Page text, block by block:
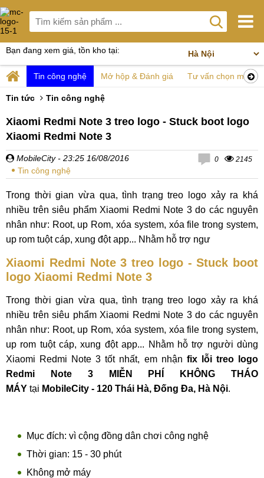
Bạn đang xem giá, tồn kho tại:
Tin công nghệ Mở hộp & Đánh giá Tư vấn chọn mua
Tin tức Tin công nghệ
Xiaomi Redmi Note 3 treo logo - Stuck boot logo
Xiaomi Redmi Note 3
MobileCity - 23:25 16/08/2016
Tin công nghệ
0 2145
Trong thời gian vừa qua, tình trạng treo logo xảy ra khá
nhiều trên siêu phẩm Xiaomi Redmi Note 3 do các nguyên
nhân như: Root, up Rom, xóa system, xóa file trong system,
up rom tuột cáp, xung đột app... Nhằm hỗ trợ ngư
Xiaomi Redmi Note 3 treo logo - Stuck boot
logo Xiaomi Redmi Note 3
Trong thời gian vừa qua, tình trạng treo logo xảy ra khá
nhiều trên siêu phẩm Xiaomi Redmi Note 3 do các nguyên
nhân như: Root, up Rom, xóa system, xóa file trong system,
up rom tuột cáp, xung đột app... Nhằm hỗ trợ người dùng
Xiaomi Redmi Note 3 tốt nhất, em nhận fix lỗi treo logo
Redmi Note 3 MIỄN PHÍ KHÔNG THÁO
MÁY tại MobileCity - 120 Thái Hà, Đống Đa, Hà Nội.
Mục đích: vì cộng đồng dân chơi công nghệ
Thời gian: 15 - 30 phút
Không mở máy